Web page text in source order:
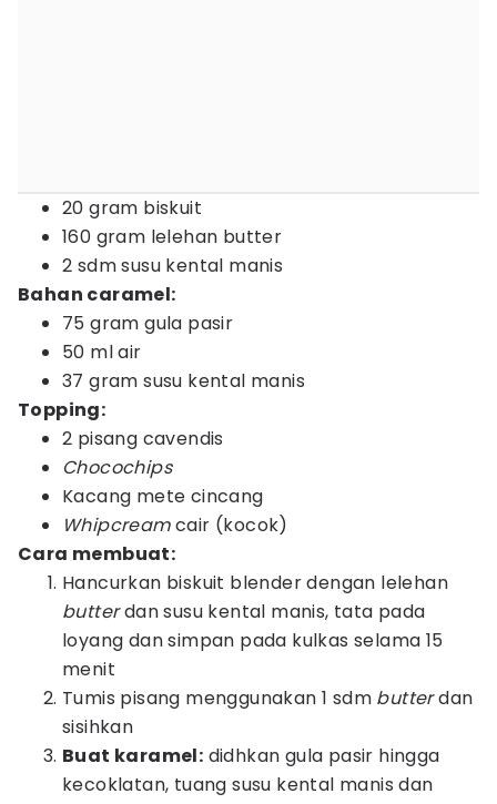
20 gram biskuit
160 gram lelehan butter
2 sdm susu kental manis
Bahan caramel:
75 gram gula pasir
50 ml air
37 gram susu kental manis
Topping:
2 pisang cavendis
Chocochips
Kacang mete cincang
Whipcreamcair (kocok)
Cara membuat:
Hancurkan biskuit blender dengan lelehan
butterdan susu kental manis, tata pada
loyang dan simpan pada kulkas selama 15
menit
Tumis pisang menggunakan 1 sdm butterdan
sisihkan
Buat karamel: didhkan gula pasir hingga
kecoklatan, tuang susu kental manis dan